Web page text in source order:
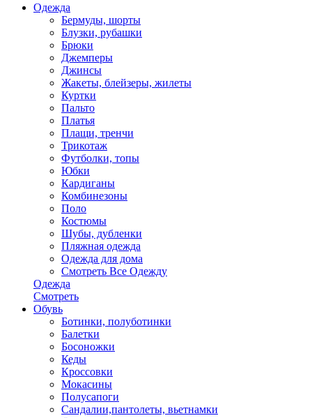
Одежда
Бермуды, шорты
Блузки, рубашки
Брюки
Джемперы
Джинсы
Жакеты, блейзеры, жилеты
Куртки
Пальто
Платья
Плащи, тренчи
Трикотаж
Футболки, топы
Юбки
Кардиганы
Комбинезоны
Поло
Костюмы
Шубы, дубленки
Пляжная одежда
Одежда для дома
Смотреть Все Одежду
Одежда
Смотреть
Обувь
Ботинки, полуботинки
Балетки
Босоножки
Кеды
Кроссовки
Мокасины
Полусапоги
Сандалии,пантолеты, вьетнамки